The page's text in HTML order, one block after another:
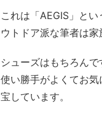
これは「AEGIS」と
ウトドア派な筆者は
シューズはもちろん
使い勝手がよくてお
宝しています。